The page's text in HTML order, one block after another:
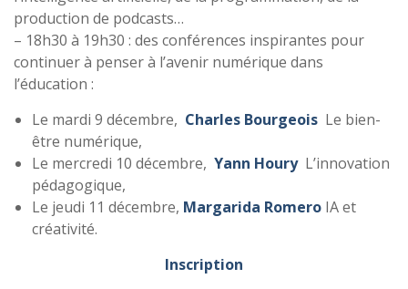
production de podcasts…
– 18h30 à 19h30 : des conférences inspirantes pour
continuer à penser à l’avenir numérique dans
l’éducation :
Le mardi 9 décembre, Charles Bourgeois Le bien-
être numérique,
Le mercredi 10 décembre, Yann HouryL’innovation
pédagogique,
Le jeudi 11 décembre, Margarida Romero IA et
créativité.
Inscription